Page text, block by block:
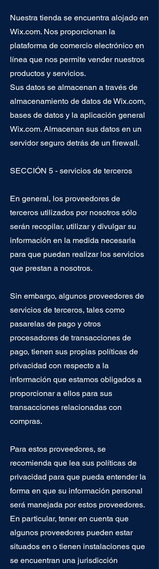
Nuestra tienda se encuentra alojado en
Wix.com. Nos proporcionan la
plataforma de comercio electrónico en
línea que nos permite vender nuestros
productos y servicios.
Sus datos se almacenan a través de
almacenamiento de datos de Wix.com,
bases de datos y la aplicación general
Wix.com. Almacenan sus datos en un
servidor seguro detrás de un firewall.
SECCIÓN 5 - servicios de terceros
En general, los proveedores de
terceros utilizados por nosotros sólo
serán recopilar, utilizar y divulgar su
información en la medida necesaria
para que puedan realizar los servicios
que prestan a nosotros.
Sin embargo, algunos proveedores de
servicios de terceros, tales como
pasarelas de pago y otros
procesadores de transacciones de
pago, tienen sus propias políticas de
privacidad con respecto a la
información que estamos obligados a
proporcionar a ellos para sus
transacciones relacionadas con
compras.
Para estos proveedores, se
recomienda que lea sus políticas de
privacidad para que pueda entender la
forma en que su información personal
será manejada por estos proveedores.
En particular, tener en cuenta que
algunos proveedores pueden estar
situados en o tienen instalaciones que
se encuentran una jurisdicción